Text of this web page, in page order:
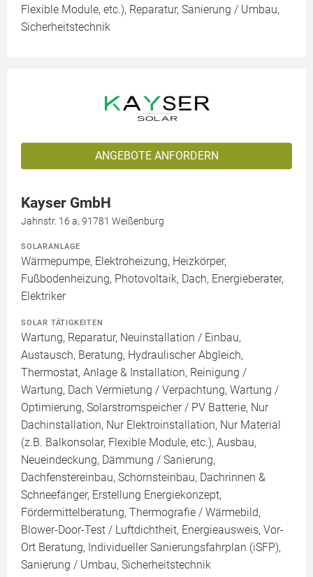
Flexible Module, etc.), Reparatur, Sanierung / Umbau,
Sicherheitstechnik
ANGEBOTE ANFORDERN
Kayser GmbH
Jahnstr. 16 a, 91781 Weißenburg
SOLARANLAGE
Wärmepumpe, Elektroheizung, Heizkörper,
Fußbodenheizung, Photovoltaik, Dach, Energieberater,
Elektriker
SOLAR TÄTIGKEITEN
Wartung, Reparatur, Neuinstallation / Einbau,
Austausch, Beratung, Hydraulischer Abgleich,
Thermostat, Anlage & Installation, Reinigung /
Wartung, Dach Vermietung / Verpachtung, Wartung /
Optimierung, Solarstromspeicher / PV Batterie, Nur
Dachinstallation, Nur Elektroinstallation, Nur Material
(z.B. Balkonsolar, Flexible Module, etc.), Ausbau,
Neueindeckung, Dämmung / Sanierung,
Dachfenstereinbau, Schornsteinbau, Dachrinnen &
Schneefänger, Erstellung Energiekonzept,
Fördermittelberatung, Thermografie / Wärmebild,
Blower-Door-Test / Luftdichtheit, Energieausweis, Vor-
Ort Beratung, Individueller Sanierungsfahrplan (iSFP),
Sanierung / Umbau, Sicherheitstechnik